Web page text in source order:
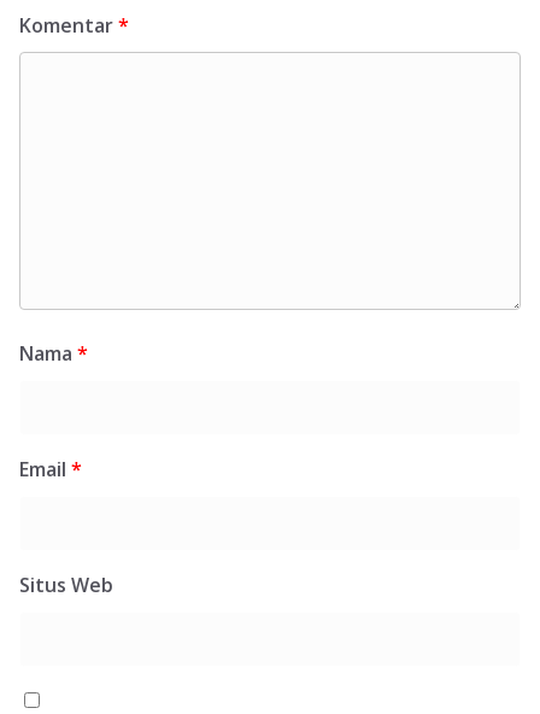
Komentar*
Nama *
Email *
Situs Web